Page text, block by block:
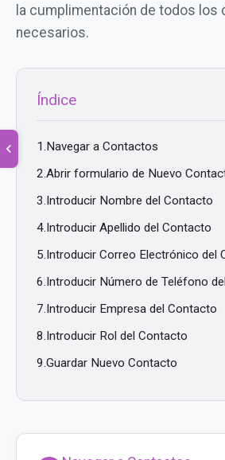
chevron_left
la cumplimentación de todos los
necesarios.
Índice
1.Navegar a Contactos
2.Abrir formulario de Nuevo
3.Introducir Nombre del Contacto
4.Introducir Apellido del Contacto
5.Introducir Correo Electrónico del
6.Introducir Número de Teléfono
7.Introducir Empresa del Contacto
8.Introducir Rol del Contacto
9.Guardar Nuevo Contacto